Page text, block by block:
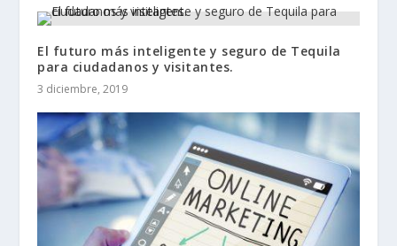
El futuro más inteligente y seguro de Tequila
para ciudadanos y visitantes.
3 diciembre, 2019